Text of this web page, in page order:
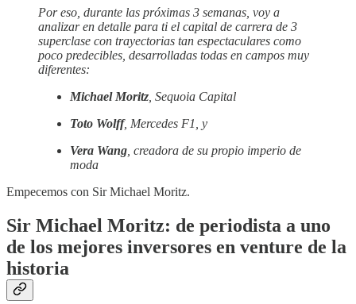
Por eso, durante las próximas 3 semanas, voy a
analizar en detalle para ti el capital de carrera de 3
superclase con trayectorias tan espectaculares como
poco predecibles, desarrolladas todas en campos muy
diferentes:
Michael Moritz , Sequoia Capital
Toto Wolff, Mercedes F1, y
Vera Wang , creadora de su propio imperio de
moda
Empecemos con Sir Michael Moritz.
Sir Michael Moritz: de periodista a uno
de los mejores inversores en venture de la
historia